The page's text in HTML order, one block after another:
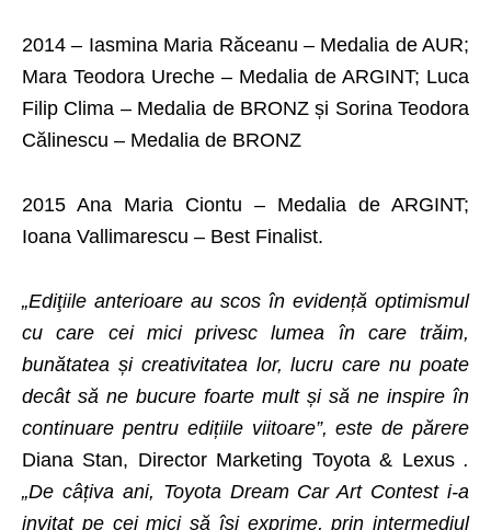
2014 – Iasmina Maria Răceanu – Medalia de AUR;
Mara Teodora Ureche – Medalia de ARGINT; Luca
Filip Clima – Medalia de BRONZ și Sorina Teodora
Călinescu – Medalia de BRONZ
2015 Ana Maria Ciontu – Medalia de ARGINT;
Ioana Vallimarescu – Best Finalist.
„Ediţiile anterioare au scos în evidență optimismul
cu care cei mici privesc lumea în care trăim,
bunătatea și creativitatea lor, lucru care nu poate
decât să ne bucure foarte mult și să ne inspire în
continuare pentru edițiile viitoare”, este de părere
Diana Stan, Director Marketing Toyota & Lexus .
„De câțiva ani, Toyota Dream Car Art Contest i-a
invitat pe cei mici să își exprime, prin intermediul